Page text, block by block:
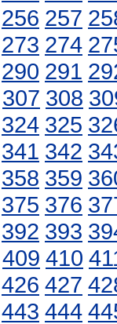
256 257
273 274
290 291
307 308
324 325
341 342
358 359
375 376
392 393
409 410
426 427
443 444